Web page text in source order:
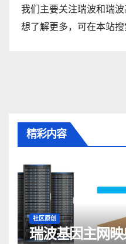
我们主要关注瑞波和瑞
想了解更多，可在本站搜
精彩内容
社区原创
瑞波基因主网